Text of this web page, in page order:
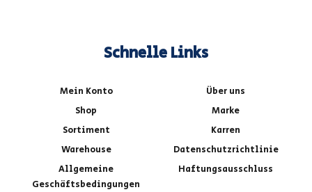
Schnelle Links
Mein Konto
Über uns
Shop
Marke
Sortiment
Karren
Warehouse
Datenschutzrichtlinie
Allgemeine
Geschäftsbedingungen
Haftungsausschluss